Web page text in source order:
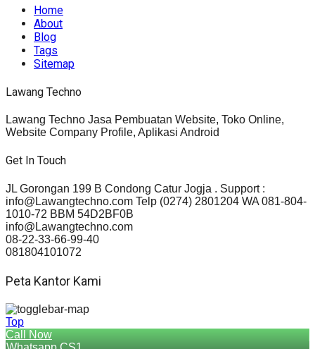
Home
About
Blog
Tags
Sitemap
Lawang Techno
Lawang Techno Jasa Pembuatan Website, Toko Online,
Website Company Profile, Aplikasi Android
Get In Touch
JL Gorongan 199 B Condong Catur Jogja . Support :
info@Lawangtechno.com Telp (0274) 2801204 WA 081-804-
1010-72 BBM 54D2BF0B
info@Lawangtechno.com
08-22-33-66-99-40
081804101072
Peta Kantor Kami
Top
Call Now